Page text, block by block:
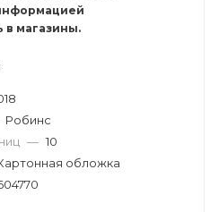
в магазины.
Робинс
— 10
обложка